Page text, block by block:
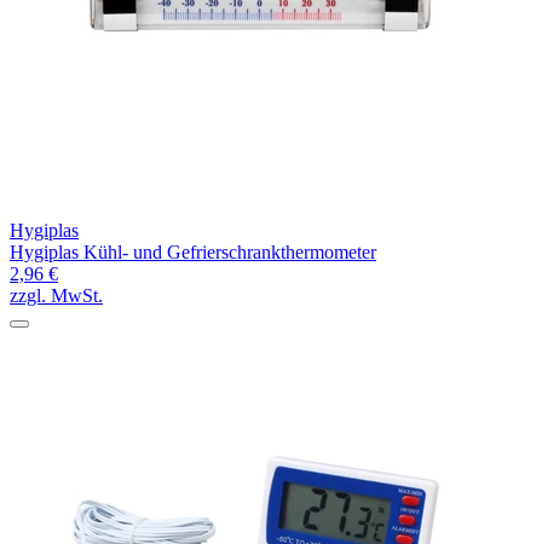
Hygiplas
Hygiplas Kühl- und Gefrierschrankthermometer
2,96 €
zzgl. MwSt.